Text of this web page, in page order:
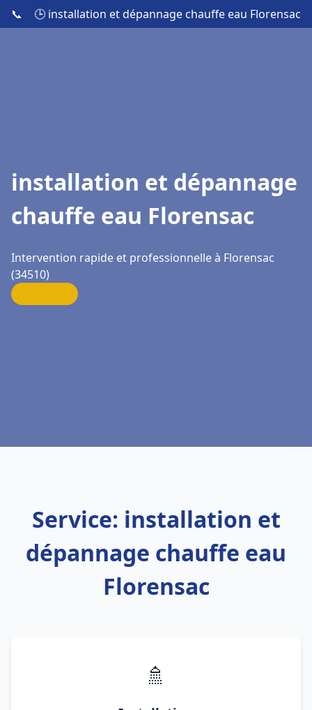
📞 🕒 installation et dépannage chauffe eau Florensac
installation et dépannage
chauffe eau Florensac
Intervention rapide et professionnelle à Florensac
(34510)
Service: installation et
dépannage chauffe eau
Florensac
🚿